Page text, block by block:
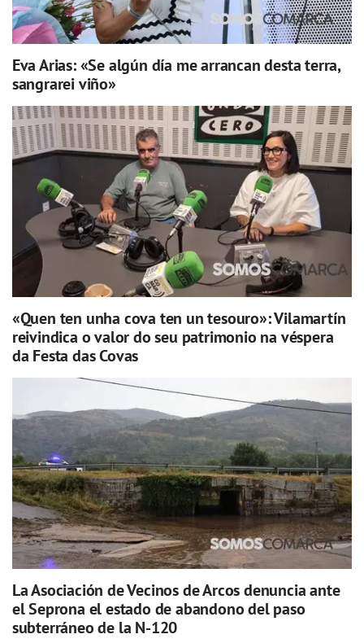
Eva Arias: «Se algún día me arrancan desta terra,
sangrarei viño»
«Quen ten unha cova ten un tesouro»: Vilamartín
reivindica o valor do seu patrimonio na véspera
da Festa das Covas
La Asociación de Vecinos de Arcos denuncia ante
el Seprona el estado de abandono del paso
subterráneo de la N-120